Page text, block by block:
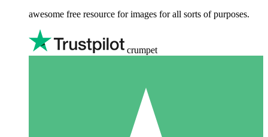
awesome free resource for images for all sorts of purposes.
crumpet